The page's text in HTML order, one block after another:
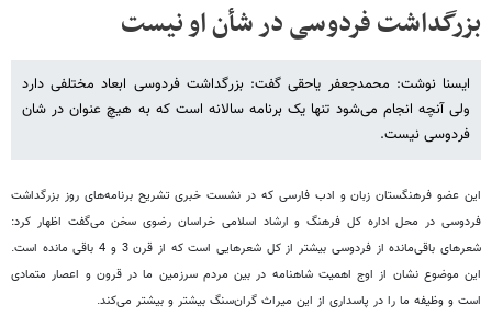
بزرگداشت فردوسی در شأن او نیست
ایسنا نوشت: محمدجعفر یاحقی گفت: بزرگداشت فردوسی ابعاد مختلفی دارد
ولی آنچه انجام می‌شود تنها یک برنامه سالانه است که به هیچ عنوان در شان
فردوسی نیست.
این عضو فرهنگستان زبان و ادب فارسی که در نشست خبری تشریح برنامه‌های روز بزرگداشت
فردوسی در محل اداره کل فرهنگ و ارشاد اسلامی خراسان رضوی سخن می‌گفت اظهار کرد:
شعرهای باقی‌مانده از فردوسی بیشتر از کل شعرهایی است که از قرن 3 و 4 باقی مانده است.
این موضوع نشان از اوج اهمیت شاهنامه در بین مردم سرزمین ما در قرون و اعصار متمادی
است و وظیفه ما را در پاسداری از این میراث گران‌سنگ بیشتر و بیشتر می‌کند.